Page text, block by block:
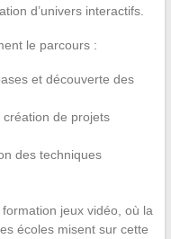
d’univers interactifs.
le parcours :
et découverte des
de projets
des techniques
jeux vidéo, où la
écoles misent sur cette